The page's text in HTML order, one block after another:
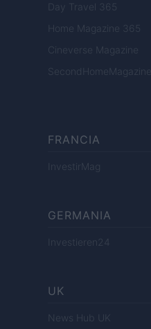
Day Travel 365
Home Magazine 365
Cineverse Magazine
SecondHomeMagazine
FRANCIA
InvestirMag
GERMANIA
Investieren24
UK
News Hub UK